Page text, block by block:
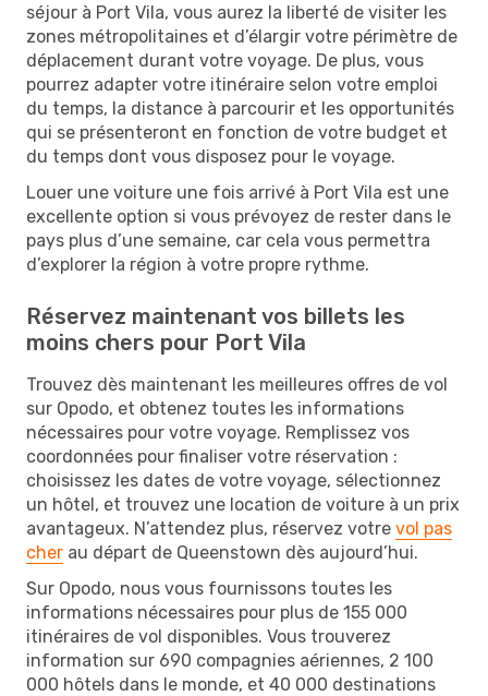
séjour à Port Vila, vous aurez la liberté de visiter les
zones métropolitaines et d’élargir votre périmètre de
déplacement durant votre voyage. De plus, vous
pourrez adapter votre itinéraire selon votre emploi
du temps, la distance à parcourir et les opportunités
qui se présenteront en fonction de votre budget et
du temps dont vous disposez pour le voyage.
Louer une voiture une fois arrivé à Port Vila est une
excellente option si vous prévoyez de rester dans le
pays plus d’une semaine, car cela vous permettra
d’explorer la région à votre propre rythme.
Réservez maintenant vos billets les
moins chers pour Port Vila
Trouvez dès maintenant les meilleures offres de vol
sur Opodo, et obtenez toutes les informations
nécessaires pour votre voyage. Remplissez vos
coordonnées pour finaliser votre réservation :
choisissez les dates de votre voyage, sélectionnez
un hôtel, et trouvez une location de voiture à un prix
avantageux. N’attendez plus, réservez votre vol pas
cher au départ de Queenstown dès aujourd’hui.
Sur Opodo, nous vous fournissons toutes les
informations nécessaires pour plus de 155 000
itinéraires de vol disponibles. Vous trouverez
information sur 690 compagnies aériennes, 2 100
000 hôtels dans le monde, et 40 000 destinations